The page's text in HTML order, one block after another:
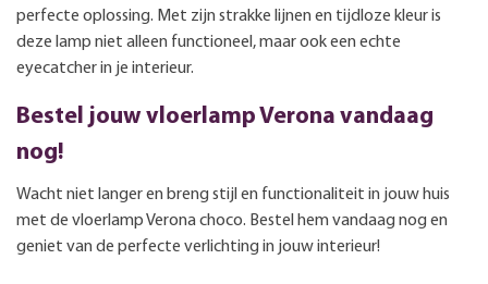
perfecte oplossing. Met zijn strakke lijnen en tijdloze kleur is
deze lamp niet alleen functioneel, maar ook een echte
eyecatcher in je interieur.
Bestel jouw vloerlamp Verona vandaag
nog!
Wacht niet langer en breng stijl en functionaliteit in jouw huis
met de vloerlamp Verona choco. Bestel hem vandaag nog en
geniet van de perfecte verlichting in jouw interieur!